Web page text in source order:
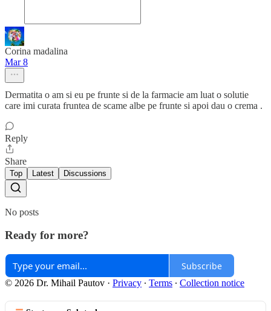
Corina madalina
Mar 8
Dermatita o am si eu pe frunte si de la farmacie am luat o solutie
care imi curata fruntea de scame albe pe frunte si apoi dau o crema .
Reply
Share
Top Latest Discussions
No posts
Ready for more?
Subscribe
© 2026 Dr. Mihail Pautov · Privacy ∙ Terms ∙ Collection notice